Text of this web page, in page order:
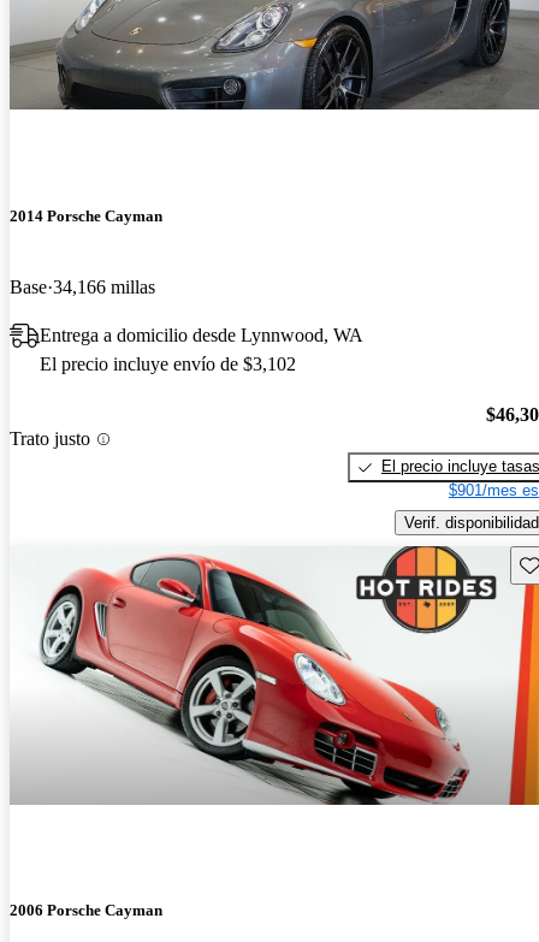
2014 Porsche Cayman
Base 34,166 millas
Entrega a domicilio desde Lynnwood, WA
El precio incluye envío de $3,102
Trato justo
El precio incluye tasas
$901/mes
Verif. disponibilidad
2006 Porsche Cayman